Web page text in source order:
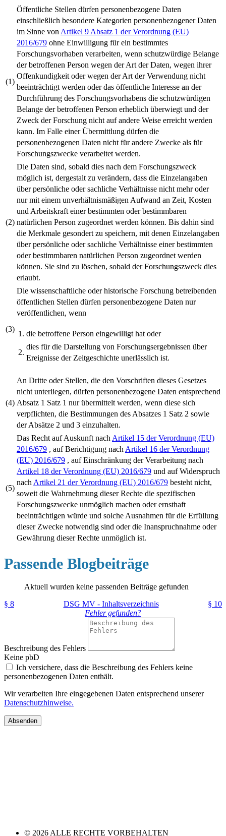
(1)
Öffentliche Stellen dürfen personenbezogene Daten
einschließlich besondere Kategorien personenbezogener Daten
im Sinne von Artikel 9 Absatz 1 der Verordnung (EU)
2016/679 ohne Einwilligung für ein bestimmtes
Forschungsvorhaben verarbeiten, wenn schutzwürdige Belange
der betroffenen Person wegen der Art der Daten, wegen ihrer
Offenkundigkeit oder wegen der Art der Verwendung nicht
beeinträchtigt werden oder das öffentliche Interesse an der
Durchführung des Forschungsvorhabens die schutzwürdigen
Belange der betroffenen Person erheblich überwiegt und der
Zweck der Forschung nicht auf andere Weise erreicht werden
kann. Im Falle einer Übermittlung dürfen die
personenbezogenen Daten nicht für andere Zwecke als für
Forschungszwecke verarbeitet werden.
(2)
Die Daten sind, sobald dies nach dem Forschungszweck
möglich ist, dergestalt zu verändern, dass die Einzelangaben
über persönliche oder sachliche Verhältnisse nicht mehr oder
nur mit einem unverhältnismäßigen Aufwand an Zeit, Kosten
und Arbeitskraft einer bestimmten oder bestimmbaren
natürlichen Person zugeordnet werden können. Bis dahin sind
die Merkmale gesondert zu speichern, mit denen Einzelangaben
über persönliche oder sachliche Verhältnisse einer bestimmten
oder bestimmbaren natürlichen Person zugeordnet werden
können. Sie sind zu löschen, sobald der Forschungszweck dies
erlaubt.
(3)
Die wissenschaftliche oder historische Forschung betreibenden
öffentlichen Stellen dürfen personenbezogene Daten nur
veröffentlichen, wenn
1. die betroffene Person eingewilligt hat oder
2.
dies für die Darstellung von Forschungsergebnissen über
Ereignisse der Zeitgeschichte unerlässlich ist.
(4)
An Dritte oder Stellen, die den Vorschriften dieses Gesetzes
nicht unterliegen, dürfen personenbezogene Daten entsprechend
Absatz 1 Satz 1 nur übermittelt werden, wenn diese sich
verpflichten, die Bestimmungen des Absatzes 1 Satz 2 sowie
der Absätze 2 und 3 einzuhalten.
(5)
Das Recht auf Auskunft nach Artikel 15 der Verordnung (EU)
2016/679 , auf Berichtigung nach Artikel 16 der Verordnung
(EU) 2016/679 , auf Einschränkung der Verarbeitung nach
Artikel 18 der Verordnung (EU) 2016/679 und auf Widerspruch
nach Artikel 21 der Verordnung (EU) 2016/679 besteht nicht,
soweit die Wahrnehmung dieser Rechte die spezifischen
Forschungszwecke unmöglich machen oder ernsthaft
beeinträchtigen würde und solche Ausnahmen für die Erfüllung
dieser Zwecke notwendig sind oder die Inanspruchnahme oder
Gewährung dieser Rechte unmöglich ist.
Passende Blogbeiträge
Aktuell wurden keine passenden Beiträge gefunden
§ 8
DSG MV - Inhaltsverzeichnis
§ 10
Fehler gefunden?
Beschreibung des Fehlers
Keine pbD
Ich versichere, dass die Beschreibung des Fehlers keine
personenbezogenen Daten enthält.
Wir verarbeiten Ihre eingegebenen Daten entsprechend unserer
Datenschutzhinweise.
Absenden
© 2026 ALLE RECHTE VORBEHALTEN